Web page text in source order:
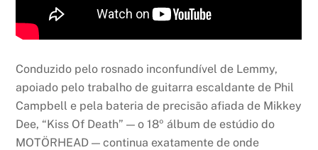
Conduzido pelo rosnado inconfundível de Lemmy,
apoiado pelo trabalho de guitarra escaldante de Phil
Campbell e pela bateria de precisão afiada de Mikkey
Dee, “Kiss Of Death” — o 18º álbum de estúdio do
MOTÖRHEAD — continua exatamente de onde